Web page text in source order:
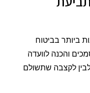
ביותר בביטוח
והכנה לוועדה
לקצבה שתשולם